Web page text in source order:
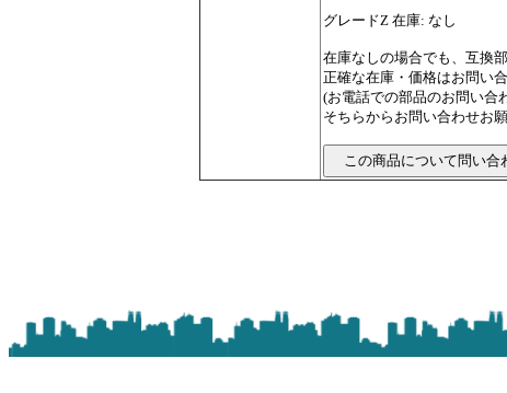
グレードZ 在庫: なし
在庫なしの場合でも、互換
正確な在庫・価格はお問い合
(お電話での部品のお問い合
そちらからお問い合わせお